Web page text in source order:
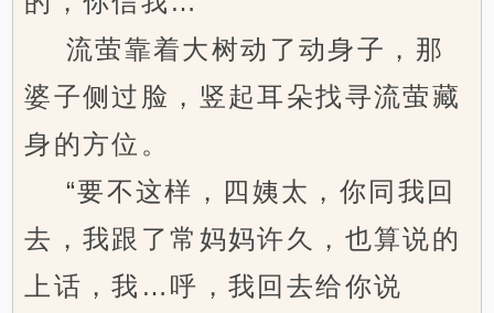
流萤靠着大树动了动身子，那
婆子侧过脸，竖起耳朵找寻流萤藏
身的方位。
“要不这样，四姨太，你同我回
去，我跟了常妈妈许久，也算说的
上话，我…呼，我回去给你说